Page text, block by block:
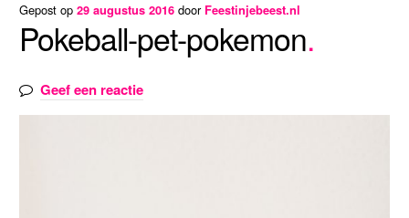
Gepost op 29 augustus 2016door Feestinjebeest.nl
Pokeball-pet-pokemon
Geef een reactie